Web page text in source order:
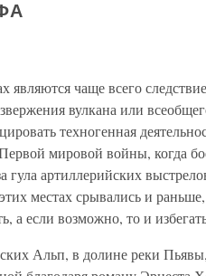
чаще всего
вулкана или
техногенная
мировой войны, когда
гула артиллерийских
местах срывались и
а если возможно, то и
Альп, в долине реки